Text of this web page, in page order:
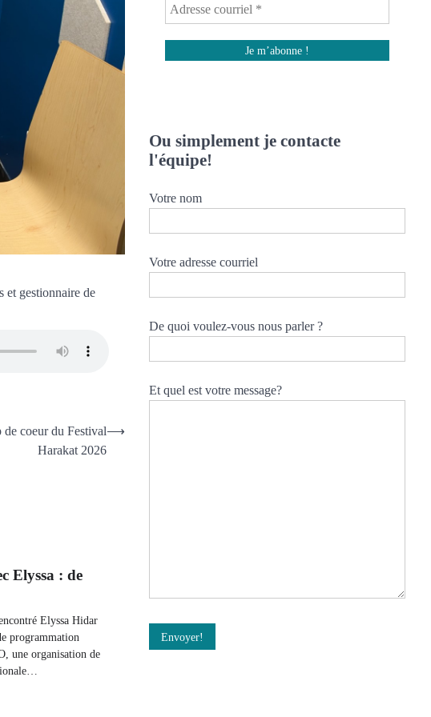
et gestionnaire de
coeur du Festival
Harakat 2026
⟶
Elyssa : de
Elyssa Hidar
programmation
une organisation de
Ou simplement je contacte
l'équipe!
Votre nom
Votre adresse courriel
De quoi voulez-vous nous parler ?
Et quel est votre message?